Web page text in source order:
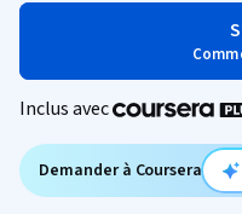
Inclus avec
Demander à Coursera